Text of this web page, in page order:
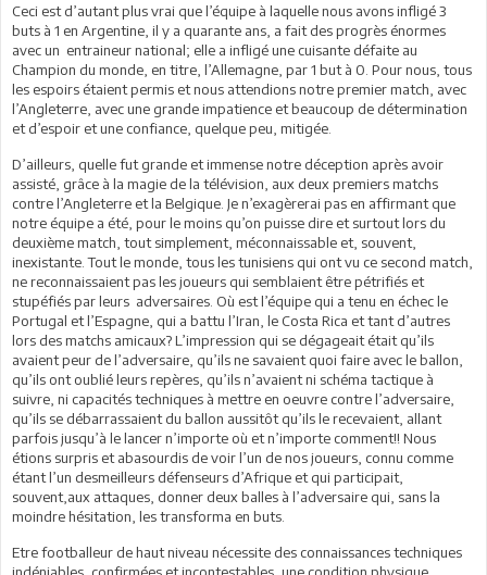
Ceci est d’autant plus vrai que l’équipe à laquelle nous avons infligé 3
buts à 1 en Argentine, il y a quarante ans, a fait des progrès énormes
avec un entraineur national; elle a infligé une cuisante défaite au
Champion du monde, en titre, l’Allemagne, par 1 but à 0. Pour nous, tous
les espoirs étaient permis et nous attendions notre premier match, avec
l’Angleterre, avec une grande impatience et beaucoup de détermination
et d’espoir et une confiance, quelque peu, mitigée.
D’ailleurs, quelle fut grande et immense notre déception après avoir
assisté, grâce à la magie de la télévision, aux deux premiers matchs
contre l’Angleterre et la Belgique. Je n’exagèrerai pas en affirmant que
notre équipe a été, pour le moins qu’on puisse dire et surtout lors du
deuxième match, tout simplement, méconnaissable et, souvent,
inexistante. Tout le monde, tous les tunisiens qui ont vu ce second match,
ne reconnaissaient pas les joueurs qui semblaient être pétrifiés et
stupéfiés par leurs adversaires. Où est l’équipe qui a tenu en échec le
Portugal et l’Espagne, qui a battu l’Iran, le Costa Rica et tant d’autres
lors des matchs amicaux? L’impression qui se dégageait était qu’ils
avaient peur de l’adversaire, qu’ils ne savaient quoi faire avec le ballon,
qu’ils ont oublié leurs repères, qu’ils n’avaient ni schéma tactique à
suivre, ni capacités techniques à mettre en oeuvre contre l’adversaire,
qu’ils se débarrassaient du ballon aussitôt qu’ils le recevaient, allant
parfois jusqu’à le lancer n’importe où et n’importe comment!! Nous
étions surpris et abasourdis de voir l’un de nos joueurs, connu comme
étant l’un desmeilleurs défenseurs d’Afrique et qui participait,
souvent,aux attaques, donner deux balles à l’adversaire qui, sans la
moindre hésitation, les transforma en buts.
Etre footballeur de haut niveau nécessite des connaissances techniques